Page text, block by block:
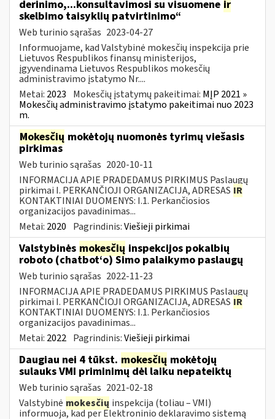
derinimo,...konsultavimosi su visuomene ir
skelbimo taisyklių patvirtinimo“
Web turinio sąrašas 2023-04-27
Informuojame, kad Valstybinė mokesčių inspekcija prie
Lietuvos Respublikos finansų ministerijos,
įgyvendinama Lietuvos Respublikos mokesčių
administravimo įstatymo Nr....
Metai: 2023 Mokesčių įstatymų pakeitimai: MĮP 2021 »
Mokesčių administravimo įstatymo pakeitimai nuo 2023
m.
Mokesčių mokėtojų nuomonės tyrimų viešasis
pirkimas
Web turinio sąrašas 2020-10-11
INFORMACIJA APIE PRADEDAMUS PIRKIMUS Paslaugų
pirkimai I. PERKANČIOJI ORGANIZACIJA, ADRESAS IR
KONTAKTINIAI DUOMENYS: I.1. Perkančiosios
organizacijos pavadinimas...
Metai: 2020 Pagrindinis:Viešieji pirkimai
Valstybinės mokesčių inspekcijos pokalbių
roboto (chatbot‘o) Simo palaikymo paslaugų
Web turinio sąrašas 2022-11-23
INFORMACIJA APIE PRADEDAMUS PIRKIMUS Paslaugų
pirkimai I. PERKANČIOJI ORGANIZACIJA, ADRESAS IR
KONTAKTINIAI DUOMENYS: I.1. Perkančiosios
organizacijos pavadinimas...
Metai: 2022 Pagrindinis:Viešieji pirkimai
Daugiau nei 4 tūkst. mokesčių mokėtojų
sulauks VMI priminimų dėl laiku nepateiktų
Web turinio sąrašas 2021-02-18
Valstybinė mokesčių inspekcija (toliau – VMI)
informuoja, kad per Elektroninio deklaravimo sistemą